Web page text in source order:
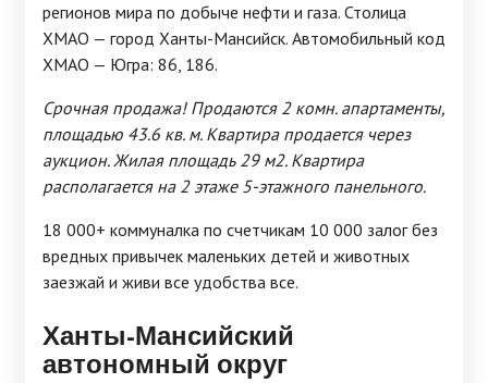
регионов мира по добыче нефти и газа. Столица
ХМАО — город Ханты-Мансийск. Автомобильный код
ХМАО — Югра: 86, 186.
Срочная продажа! Продаются 2 комн. апартаменты,
площадью 43.6 кв. м. Квартира продается через
аукцион. Жилая площадь 29 м2. Квартира
располагается на 2 этаже 5-этажного панельного.
18 000+ коммуналка по счетчикам 10 000 залог без
вредных привычек маленьких детей и животных
заезжай и живи все удобства все.
Ханты-Мансийский
автономный округ